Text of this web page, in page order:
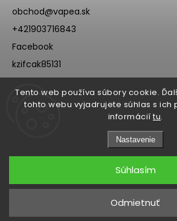
Tento web používa súbory cookie.
tohto webu vyjadrujete súhlas s ich
informácií tu.
Nastavenie
Odmietnuť
Súhlasím
obchod@vapea.sk
+421903716843
Facebook
kzifcak85131
@vapea.slovensko
Copyright 2026VAPEA.sk. Všetky
Grafický návrh vytvořil a